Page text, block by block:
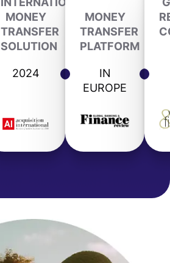
MONEY
TRANSFER
SOLUTION
2024
MONEY
TRANSFER
PLATFORM
IN
EUROPE